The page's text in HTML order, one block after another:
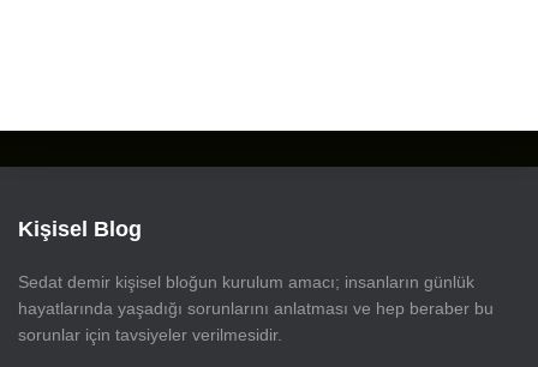
Kişisel Blog
Sedat demir kişisel bloğun kurulum amacı; insanların günlük
hayatlarında yaşadığı sorunlarını anlatması ve hep beraber bu
sorunlar için tavsiyeler verilmesidir.